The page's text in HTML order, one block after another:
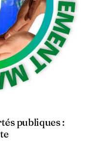
publiques :